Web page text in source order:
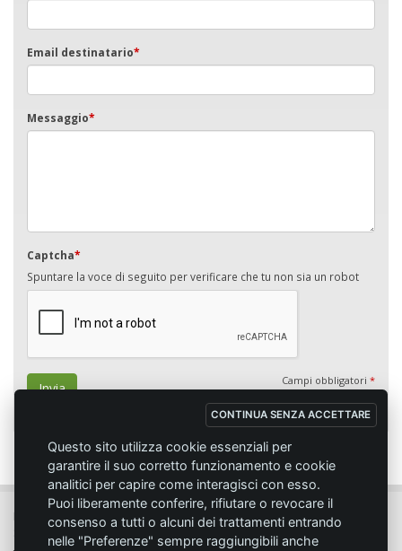
Email destinatario*
Messaggio*
Captcha*
Spuntare la voce di seguito per verificare che tu non sia un robot
Invia Campi obbligatori *
CONTINUA SENZA ACCETTARE
Questo sito utilizza cookie essenziali per
garantire il suo corretto funzionamento e cookie
analitici per capire come interagisci con esso.
Puoi liberamente conferire, rifiutare o revocare il
consenso a tutti o alcuni dei trattamenti entrando
nelle "Preferenze" sempre raggiungibili anche
MC SPORT MARKET LODI - Via del Lavoro, 14 - 26817 SAN MARTINO IN
STRADA (LO)